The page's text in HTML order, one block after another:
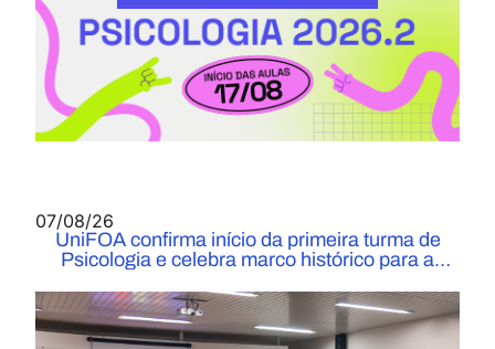
07/08/26
UniFOA confirma início da primeira turma de
Psicologia e celebra marco histórico para a